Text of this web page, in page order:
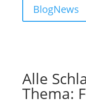
BlogNews
Alle
Thema: